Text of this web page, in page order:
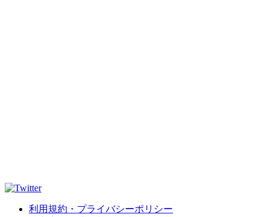
利用規約・プライバシーポリシー